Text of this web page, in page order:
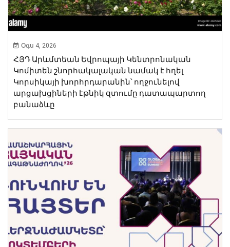
Օգս 4, 2026
ՀՅԴ Արևմտեան Եվրոպայի Կենտրոնական
Կոմիտեն շնորհակալական նամակ է հղել
Կորսիկայի խորհրդարանին՝ ողջունելով
արցախցիների էթնիկ զտումը դատապարտող
բանաձևը